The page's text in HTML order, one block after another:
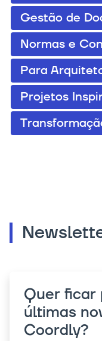
Gestão de
Normas e
Para
Projetos
Quer ficar
últimas
Coordly?